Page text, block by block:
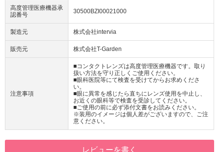
高度管理医療機器承
認番号
30500BZI00021000
製造元 株式会社intervia
販売元 株式会社T-Garden
注意事項
■コンタクトレンズは高度管理医療機器です。取り
扱い方法を守り正しくご使用ください。
■眼科医院等にて検査を受けてからお求めくださ
い。
■眼に異常を感じたら直ちにレンズ使用を中止し、
お近くの眼科等で検査を受診してください。
■ご使用の前に必ず添付文書をお読みください。
※装用のイメージは個人差がございますので、ご注
意ください。
レビューを書く